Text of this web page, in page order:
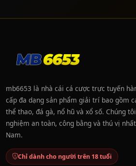
mb6653 là nhà cái cá cược trực tuyến
cấp đa dạng sản phẩm giải trí bao gồm
thể thao, đá gà, nổ hũ và xổ số. Chúng
nghiệm an toàn, công bằng và thú vị
Nam.
Chỉ dành cho người trên 18 tuổi